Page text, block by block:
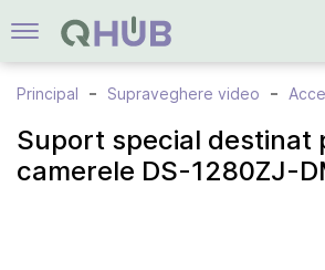
Principal Supraveghere video
Suport special destinat
camerele DS-1280ZJ-